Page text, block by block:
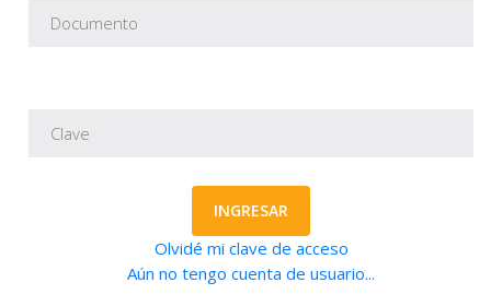
INGRESAR
Olvidé mi clave de acceso
Aún no tengo cuenta de usuario...